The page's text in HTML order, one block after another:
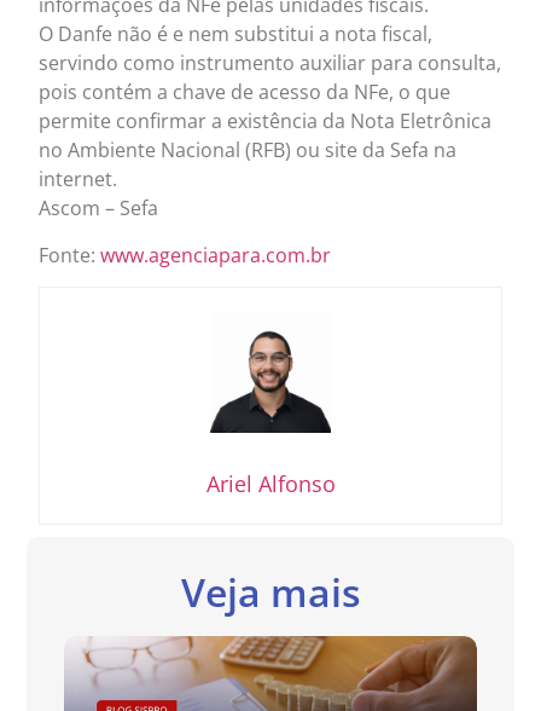
O Danfe não é e nem substitui a nota fiscal,
servindo como instrumento auxiliar para consulta,
pois contém a chave de acesso da NFe, o que
permite confirmar a existência da Nota Eletrônica
no Ambiente Nacional (RFB) ou site da Sefa na
internet.
Ascom – Sefa
Fonte:www.agenciapara.com.br
Ariel Alfonso
Veja mais